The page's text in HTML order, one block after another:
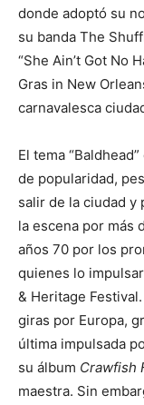
donde adoptó su
su banda The
“She Ain’t Got No
Gras in New
carnavalesca
El tema
de popularidad,
salir de la ciudad y
la escena por más
años 70 por los
quienes lo
& Heritage
giras por Europa,
última impulsada
su álbum Crawfish
maestra. Sin